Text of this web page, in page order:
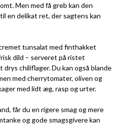
Men med få greb kan den
en delikat ret, der sagtens kan
tunsalat med finthakket
dild – serveret på ristet
chiliflager. Du kan også blande
med cherrytomater, oliven og
med lidt æg, rasp og urter.
får du en rigere smag og mere
og gode smagsgivere kan